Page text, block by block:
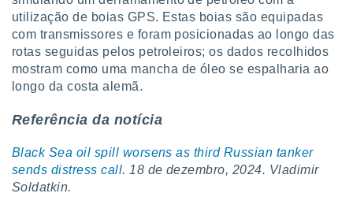
utilização de boias GPS. Estas boias são equipadas
com transmissores e foram posicionadas ao longo das
rotas seguidas pelos petroleiros; os dados recolhidos
mostram como uma mancha de óleo se espalharia ao
longo da costa alemã.
Referência da notícia
Black Sea oil spill worsens as third Russian tanker
sends distress call. 18 de dezembro, 2024. Vladimir
Soldatkin.